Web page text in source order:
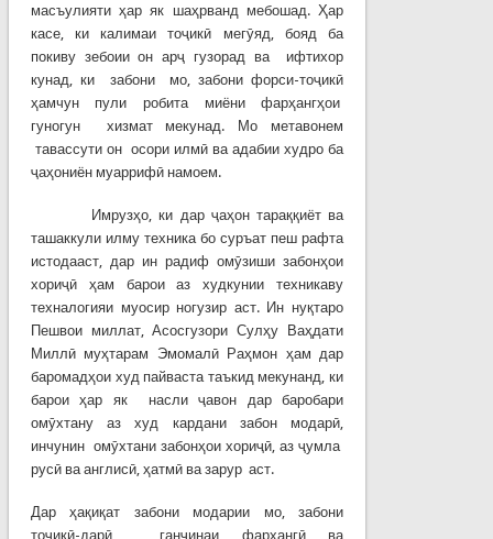
масъулияти ҳар як шаҳрванд мебошад. Ҳар
касе, ки калимаи тоҷикӣ мегӯяд, бояд ба
покиву зебоии он арҷ гузорад ва ифтихор
кунад, ки забони мо, забони форси-тоҷикӣ
ҳамчун пули робита миёни фарҳангҳои
гуногун хизмат мекунад. Мо метавонем
тавассути он осори илмӣ ва адабии худро ба
ҷаҳониён муаррифӣ намоем.
Имрузҳо, ки дар ҷаҳон тараққиёт ва
ташаккули илму техника бо суръат пеш рафта
истодааст, дар ин радиф омӯзиши забонҳои
хориҷӣ ҳам барои аз худкунии техникаву
техналогияи муосир ногузир аст. Ин нуқтаро
Пешвои миллат, Асосгузори Сулҳу Ваҳдати
Миллӣ муҳтарам Эмомалӣ Раҳмон ҳам дар
баромадҳои худ пайваста таъкид мекунанд, ки
барои ҳар як насли ҷавон дар баробари
омӯхтану аз худ кардани забон модарӣ,
инчунин омӯхтани забонҳои хориҷӣ, аз ҷумла
русӣ ва англисӣ, ҳатмӣ ва зарур аст.
Дар ҳақиқат забони модарии мо, забони
тоҷикӣ-дарӣ, ганҷинаи фарҳангӣ ва